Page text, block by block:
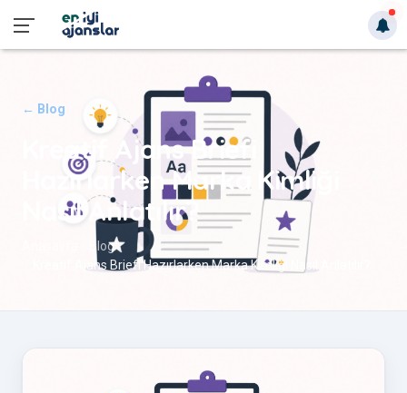
← Blog
Kreatif Ajans Briefi
Hazırlarken Marka Kimliği
Nasıl Anlatılır?
Blog
Kreatif Ajans Briefi Hazırlarken Marka Kimliği Nasıl Anlatılır?